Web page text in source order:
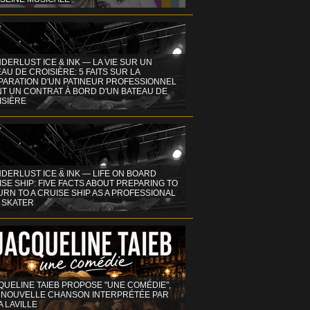
ICE & INK — LA VIE SUR UN
DE CROISIÈRE: 5 FAITS SUR LA
D'UN PATINEUR PROFESSIONNEL
UN CONTRAT À BORD D'UN BATEAU DE
ICE & INK — LIFE ON BOARD
SHIP: FIVE FACTS ABOUT PREPARING TO
TO A CRUISE SHIP AS A PROFESSIONAL
TAIEB PROPOSE "UNE COMÉDIE",
CHANSON INTERPRÉTÉE PAR
LAVILLE